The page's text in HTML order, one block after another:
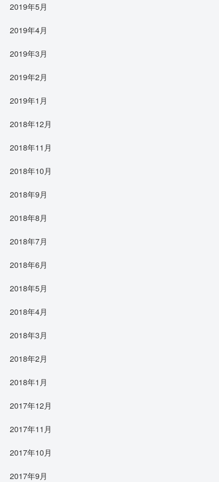
2019年5月
2019年4月
2019年3月
2019年2月
2019年1月
2018年12月
2018年11月
2018年10月
2018年9月
2018年8月
2018年7月
2018年6月
2018年5月
2018年4月
2018年3月
2018年2月
2018年1月
2017年12月
2017年11月
2017年10月
2017年9月